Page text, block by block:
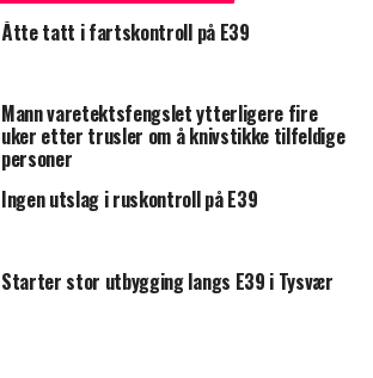
Åtte tatt i fartskontroll på E39
Mann varetektsfengslet ytterligere fire
uker etter trusler om å knivstikke tilfeldige
personer
Ingen utslag i ruskontroll på E39
Starter stor utbygging langs E39 i Tysvær